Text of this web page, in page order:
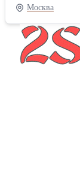
за счет
каталогом Вы
Москва